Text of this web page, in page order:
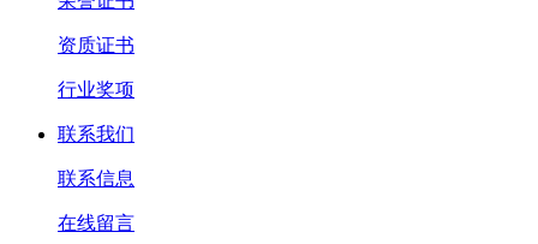
资质证书
行业奖项
联系我们
联系信息
在线留言